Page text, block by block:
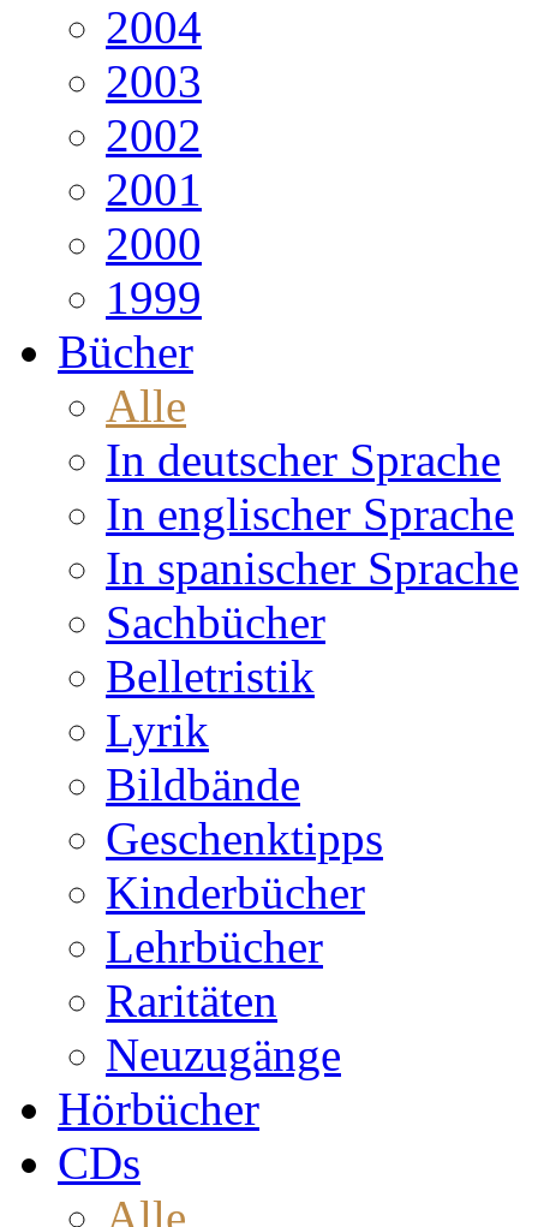
2004
2003
2002
2001
2000
1999
Bücher
Alle
In deutscher Sprache
In englischer Sprache
In spanischer Sprache
Sachbücher
Belletristik
Lyrik
Bildbände
Geschenktipps
Kinderbücher
Lehrbücher
Raritäten
Neuzugänge
Hörbücher
CDs